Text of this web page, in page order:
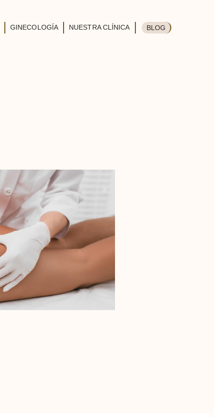
GINECOLOGÍA NUESTRA CLÍNICA BLOG